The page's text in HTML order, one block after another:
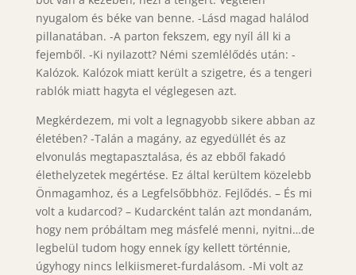
nyugalom és béke van benne. -Lásd magad halálod
pillanatában. -A parton fekszem, egy nyíl áll ki a
fejemből. -Ki nyilazott? Némi szemlélődés után: -
Kalózok. Kalózok miatt került a szigetre, és a tengeri
rablók miatt hagyta el véglegesen azt.
Megkérdezem, mi volt a legnagyobb sikere abban az
életében? -Talán a magány, az egyedüllét és az
elvonulás megtapasztalása, és az ebből fakadó
élethelyzetek megértése. Ez által kerültem közelebb
Önmagamhoz, és a Legfelsőbbhöz. Fejlődés. – És mi
volt a kudarcod? – Kudarcként talán azt mondanám,
hogy nem próbáltam meg másfelé menni, nyitni…de
legbelül tudom hogy ennek így kellett történnie,
úgyhogy nincs lelkiismeret-furdalásom. -Mi volt az